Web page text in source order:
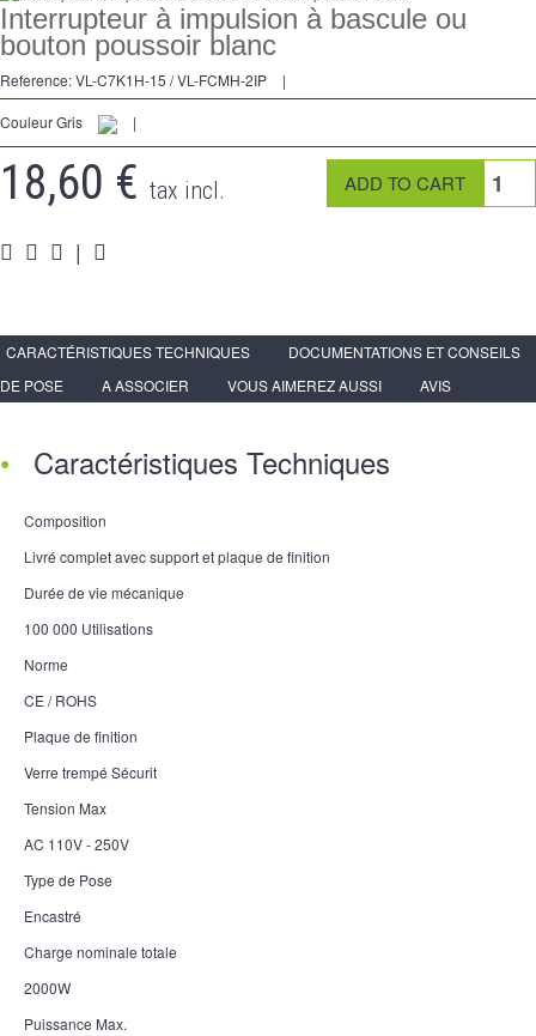
Spéciales
Zubehör
Pièces
Medien
Interrupteur à impulsion à bascule ou
bouton poussoir blanc
Reference:VL-C7K1H-15 / VL-FCMH-2IP |
Couleur Gris |
18,60 € tax incl.
|
CARACTÉRISTIQUES TECHNIQUES
DOCUMENTATIONS ET CONSEILS
DE POSE
A ASSOCIER VOUS AIMEREZ AUSSI AVIS
Caractéristiques Techniques
Composition
Livré complet avec support et plaque de finition
Durée de vie mécanique
100 000 Utilisations
Norme
CE / ROHS
Plaque de finition
Verre trempé Sécurit
Tension Max
AC 110V - 250V
Type de Pose
Encastré
Charge nominale totale
2000W
Puissance Max.